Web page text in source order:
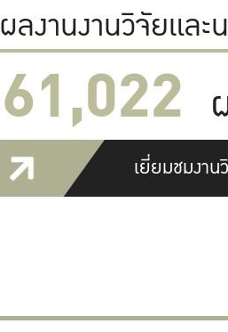
ผลงานงานวิจัยและ
61,022
เยี่ยมชมงา